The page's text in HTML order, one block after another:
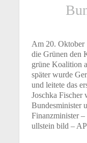
Am 20. Oktober
die Grünen den
grüne Koalition
später wurde
und leitete das
Joschka Fischer
Bundesminister
Finanzminister
ullstein bild –